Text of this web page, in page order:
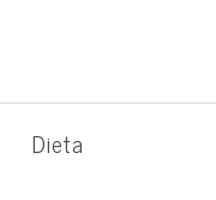
Dieta